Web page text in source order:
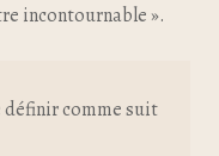
incontournable ».
définir comme suit